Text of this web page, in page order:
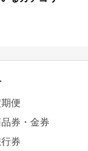
期便
券・金券
券